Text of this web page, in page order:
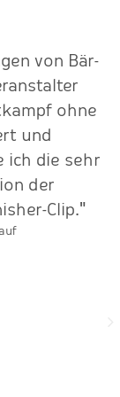
von Bär-
ohne
und
ich die sehr
der
Clip."